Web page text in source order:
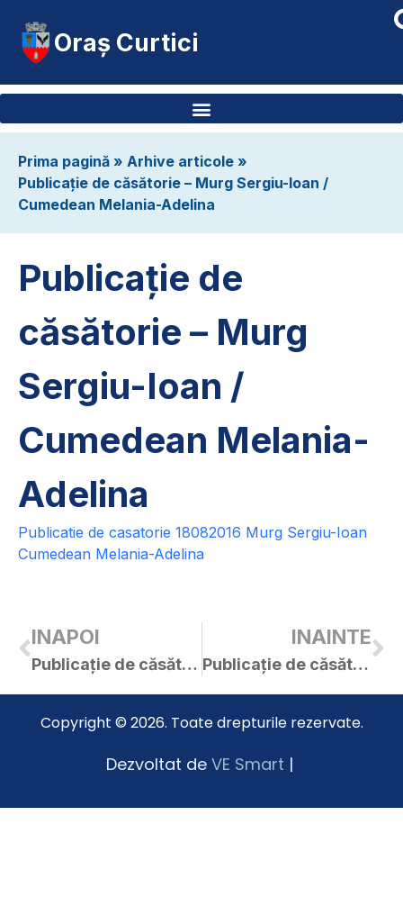
Oraș Curtici
Prima pagină » Arhive articole »
Publicație de căsătorie – Murg Sergiu-Ioan /
Cumedean Melania-Adelina
Publicație de
căsătorie – Murg
Sergiu-Ioan /
Cumedean Melania-
Adelina
Publicatie de casatorie 18082016 Murg Sergiu-Ioan
Cumedean Melania-Adelina
INAPOI
Publicație de căsătorie – Hanc Cristian-Petru / Hornea Alexandra
INAINTE
Publicație de căsătorie – Stana Cristian-Teodor / Oniga Silvia-Eugenia
Copyright © 2026. Toate drepturile rezervate.
Dezvoltat de VE Smart |